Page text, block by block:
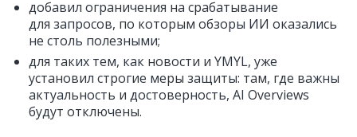
добавил ограничения на срабатывание
для запросов, по которым обзоры ИИ оказались
не столь полезными;
для таких тем, как новости и YMYL, уже
установил строгие меры защиты: там, где важны
актуальность и достоверность, AI Overviews
будут отключены.